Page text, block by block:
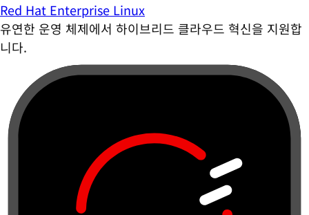
Red Hat Enterprise Linux
유연한 운영 체제에서 하이브리드 클라우드 혁신을 지원합
니다.